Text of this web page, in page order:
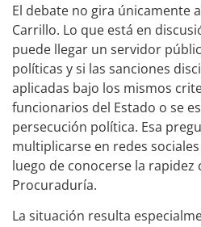
El debate no gira únicamente
Carrillo. Lo que está en
puede llegar un servidor
políticas y si las sanciones
aplicadas bajo los mismos
funcionarios del Estado o se
persecución política. Esa
multiplicarse en redes
luego de conocerse la rapidez
Procuraduría.
La situación resulta